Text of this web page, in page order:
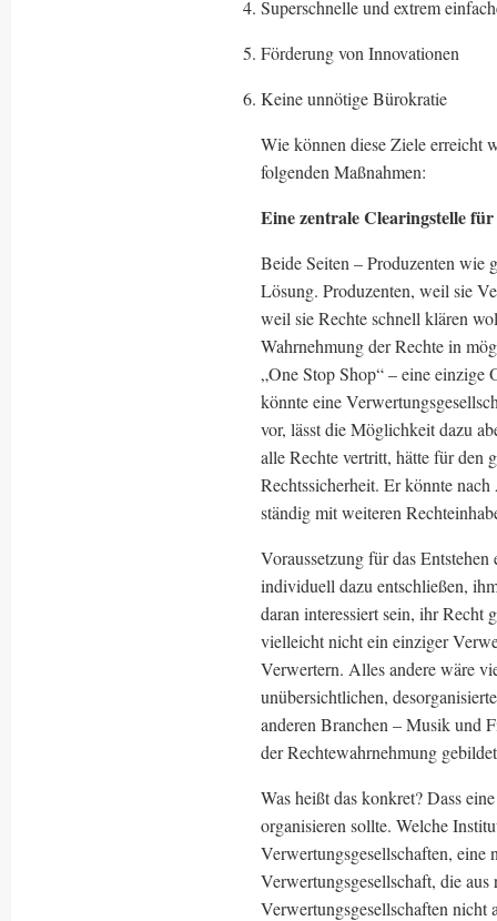
Superschnelle und extrem
Förderung von Innovationen
Keine unnötige Bürokratie
Wie können diese Ziele erreicht
folgenden Maßnahmen:
Eine zentrale Clearingstelle
Beide Seiten – Produzenten wie
Lösung. Produzenten, weil sie
weil sie Rechte schnell klären
Wahrnehmung der Rechte in
„One Stop Shop“ – eine
könnte eine
vor, lässt die Möglichkeit dazu
alle Rechte vertritt, hätte für den
Rechtssicherheit. Er könnte
ständig mit weiteren
Voraussetzung für das
individuell dazu entschließen,
daran interessiert sein, ihr Recht
vielleicht nicht ein einziger
Verwertern. Alles andere wäre
unübersichtlichen,
anderen Branchen – Musik und
der Rechtewahrnehmung
Was heißt das konkret? Dass
organisieren sollte. Welche
Verwertungsgesellschaften, eine
Verwertungsgesellschaft, die
Verwertungsgesellschaften nicht